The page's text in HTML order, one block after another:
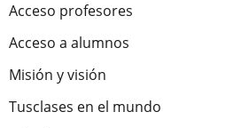
Acceso profesores
Acceso a alumnos
Misión y visión
Tusclases en el mundo